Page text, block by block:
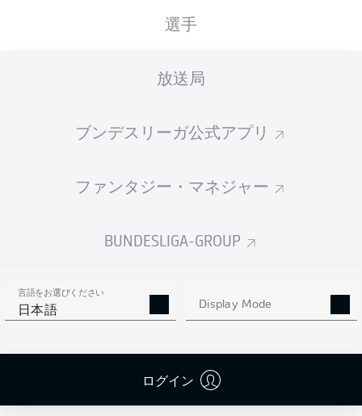
選手
放送局
ブンデスリーガ公式アプリ
ファンタジー・マネジャー
BUNDESLIGA-GROUP
言語をお選びください
日本語 Display Mode
ログイン
Hello and welcome!
DSC Arminia Bielefeld and FC Energie Cottbus.